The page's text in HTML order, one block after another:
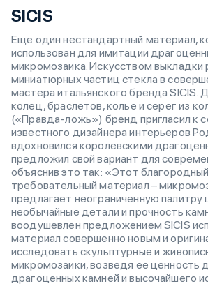
SICIS
Еще один нестандартный материал,
использован для имитации
микромозаика. Искусством выкладки
миниатюрных частиц стекла в
мастера итальянского бренда SICIS.
колец, браслетов, колье и серег из
(«Правда-ложь») бренд пригласил к
известного дизайнера интерьеров
вдохновился королевскими
предложил свой вариант для
объяснив это так: «Этот
требовательный материал –
предлагает неограниченную палитру
необычайные детали и прочность
воодушевлен предложением SICIS
материал совершенно новым и
исследовать скульптурные и
микромозаики, возведя ее ценность
драгоценных камней и высочайшего